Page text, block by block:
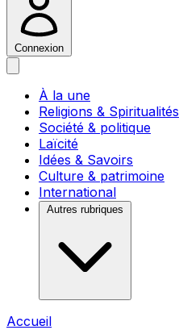
Connexion
À la une
Religions & Spiritualités
Société & politique
Laïcité
Idées & Savoirs
Culture & patrimoine
International
Autres rubriques
Accueil